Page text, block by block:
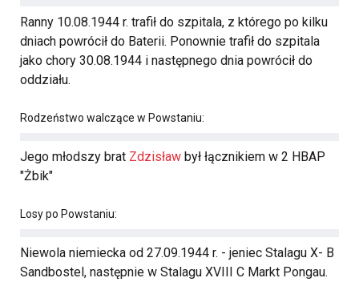
Ranny 10.08.1944 r. trafił do szpitala, z którego po kilku
dniach powrócił do Baterii. Ponownie trafił do szpitala
jako chory 30.08.1944 i następnego dnia powrócił do
oddziału.
Rodzeństwo walczące w Powstaniu:
Jego młodszy brat Zdzisław był łącznikiem w 2 HBAP
"Żbik"
Losy po Powstaniu:
Niewola niemiecka od 27.09.1944 r. - jeniec Stalagu X- B
Sandbostel, następnie w Stalagu XVIII C Markt Pongau.